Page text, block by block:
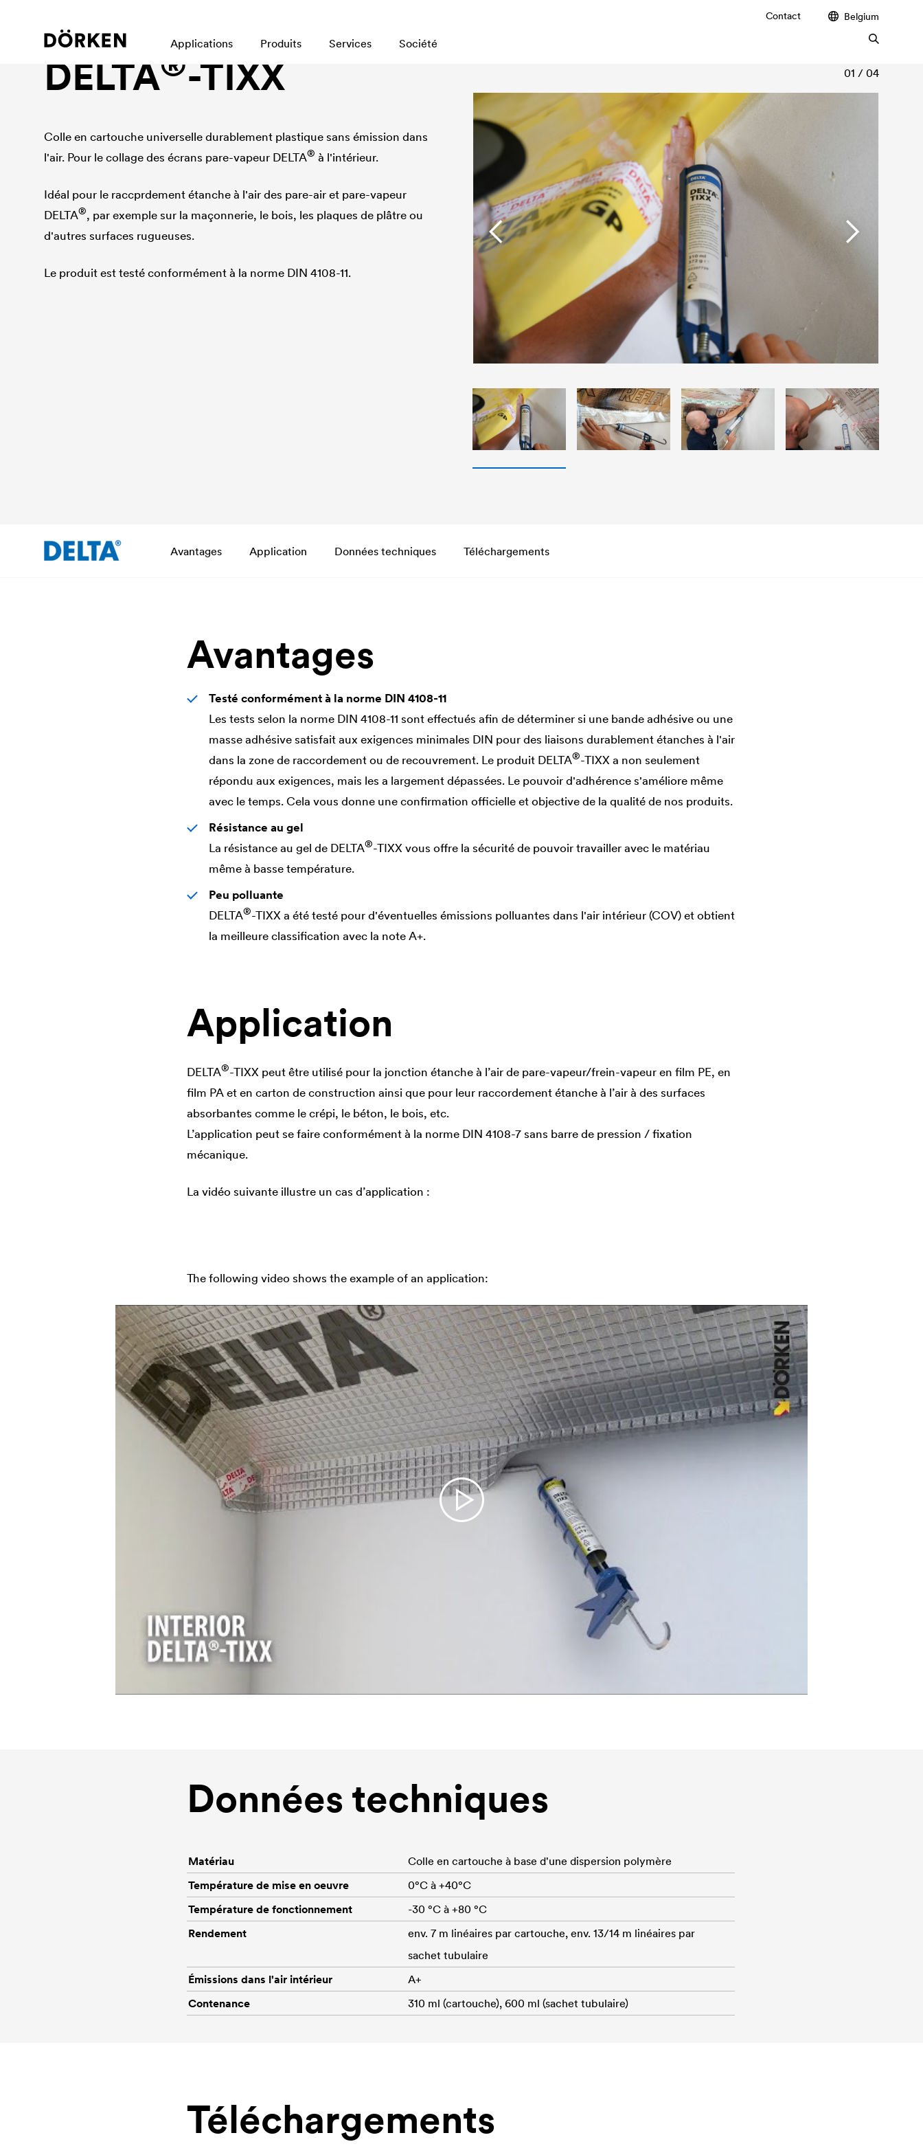
Contact Belgium
Applications Produits Services Société
Programme d'adhésif
DELTA®-TIXX
Colle en cartouche universelle durablement plastique sans émission dans
l'air. Pour le collage des écrans pare-vapeur DELTA® à l'intérieur.
Idéal pour le raccprdement étanche à l'air des pare-air et pare-vapeur
DELTA®, par exemple sur la maçonnerie, le bois, les plaques de plâtre ou
d'autres surfaces rugueuses.
Le produit est testé conformément à la norme DIN 4108-11.
01 / 04
Avantages Application Données techniques Téléchargements
Avantages
Testé conformément à la norme DIN 4108-11
Les tests selon la norme DIN 4108-11 sont effectués afin de déterminer si une bande adhésive ou une
masse adhésive satisfait aux exigences minimales DIN pour des liaisons durablement étanches à l'air
dans la zone de raccordement ou de recouvrement. Le produit DELTA®-TIXX a non seulement
répondu aux exigences, mais les a largement dépassées. Le pouvoir d'adhérence s'améliore même
avec le temps. Cela vous donne une confirmation officielle et objective de la qualité de nos produits.
Résistance au gel
La résistance au gel de DELTA®-TIXX vous offre la sécurité de pouvoir travailler avec le matériau
même à basse température.
Peu polluante
DELTA®-TIXX a été testé pour d'éventuelles émissions polluantes dans l'air intérieur (COV) et obtient
la meilleure classification avec la note A+.
Application
DELTA®-TIXX peut être utilisé pour la jonction étanche à l’air de pare-vapeur/frein-vapeur en film PE, en
film PA et en carton de construction ainsi que pour leur raccordement étanche à l’air à des surfaces
absorbantes comme le crépi, le béton, le bois, etc.
L’application peut se faire conformément à la norme DIN 4108-7 sans barre de pression / fixation
mécanique.
La vidéo suivante illustre un cas d’application :
The following video shows the example of an application:
Données techniques
Matériau
Colle en cartouche à base d'une dispersion polymère
Température de mise en oeuvre
0°C à +40°C
Température de fonctionnement
-30 °C à +80 °C
Rendement
env. 7 m linéaires par cartouche, env. 13/14 m linéaires par
sachet tubulaire
Émissions dans l'air intérieur
A+
Contenance
310 ml (cartouche), 600 ml (sachet tubulaire)
Téléchargements